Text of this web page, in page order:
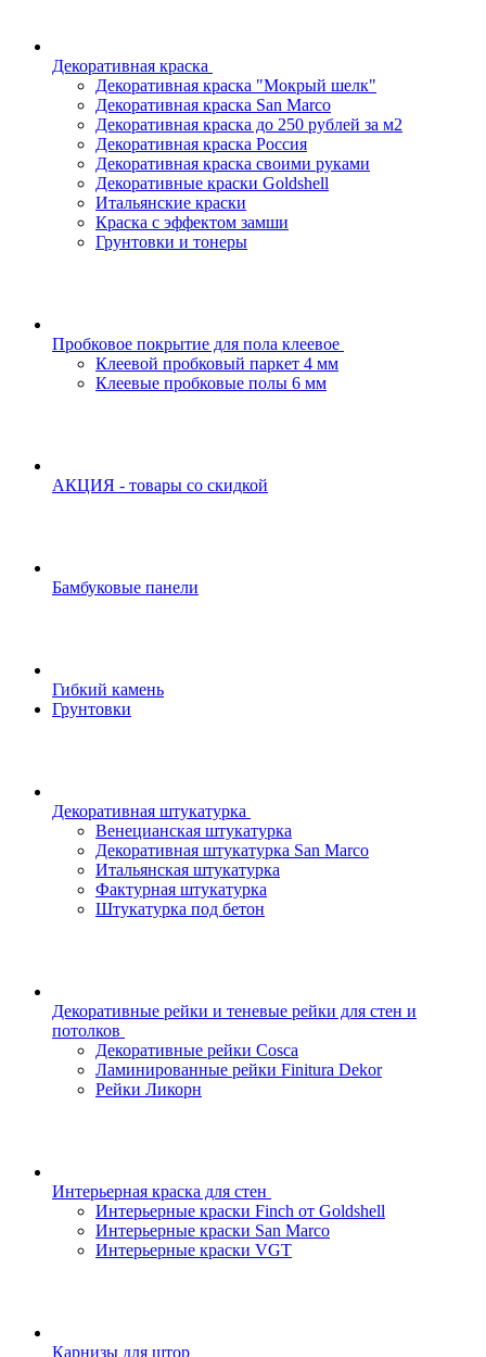
Декоративная краска
Декоративная краска "Мокрый шелк"
Декоративная краска San Marco
Декоративная краска до 250 рублей за м2
Декоративная краска Россия
Декоративная краска своими руками
Декоративные краски Goldshell
Итальянские краски
Краска с эффектом замши
Грунтовки и тонеры
Пробковое покрытие для пола клеевое
Клеевой пробковый паркет 4 мм
Клеевые пробковые полы 6 мм
АКЦИЯ - товары со скидкой
Бамбуковые панели
Гибкий камень
Грунтовки
Декоративная штукатурка
Венецианская штукатурка
Декоративная штукатурка San Marco
Итальянская штукатурка
Фактурная штукатурка
Штукатурка под бетон
Декоративные рейки и теневые рейки для стен и
потолков
Декоративные рейки Cosca
Ламинированные рейки Finitura Dekor
Рейки Ликорн
Интерьерная краска для стен
Интерьерные краски Finch от Goldshell
Интерьерные краски San Marco
Интерьерные краски VGT
Карнизы для штор